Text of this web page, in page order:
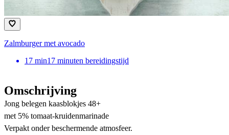
Zalmburger met avocado
17 min17 minuten bereidingstijd
Omschrijving
Jong belegen kaasblokjes 48+
met 5% tomaat-kruidenmarinade
Verpakt onder beschermende atmosfeer.